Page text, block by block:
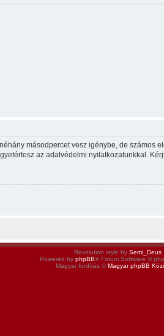
másodpercet vesz igénybe, de számos
az adatvédelmi nyilatkozatunkkal.
Revolution style by Semi_Deus
Powered by phpBB® Forum Software ©
Magyar fordítás ©Magyar phpBB